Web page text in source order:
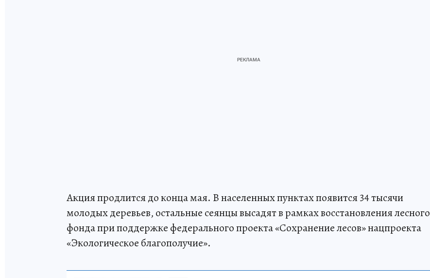
Акция продлится до конца мая. В населенных пунктах появится 34 тысячи
молодых деревьев, остальные сеянцы высадят в рамках восстановления лесного
фонда при поддержке федерального проекта «Сохранение лесов» нацпроекта
«Экологическое благополучие».